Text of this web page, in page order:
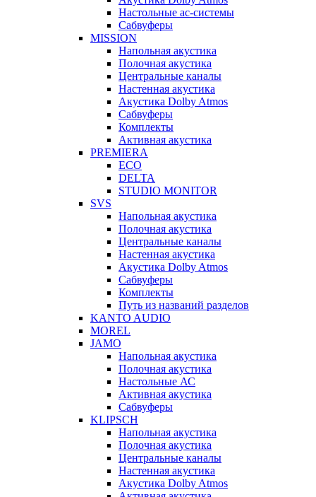
Настольные ас-системы
Сабвуферы
MISSION
Напольная акустика
Полочная акустика
Центральные каналы
Настенная акустика
Акустика Dolby Atmos
Сабвуферы
Комплекты
Активная акустика
PREMIERA
ECO
DELTA
STUDIO MONITOR
SVS
Напольная акустика
Полочная акустика
Центральные каналы
Настенная акустика
Акустика Dolby Atmos
Сабвуферы
Комплекты
Путь из названий разделов
KANTO AUDIO
MOREL
JAMO
Напольная акустика
Полочная акустика
Настольные АС
Активная акустика
Сабвуферы
KLIPSCH
Напольная акустика
Полочная акустика
Центральные каналы
Настенная акустика
Акустика Dolby Atmos